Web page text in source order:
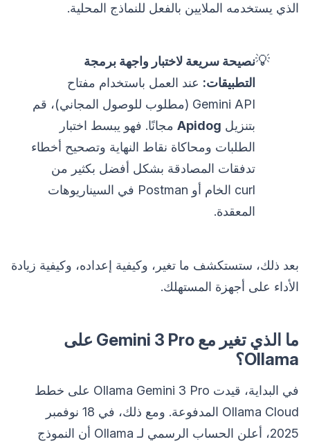
الذي يستخدمه الملايين بالفعل للنماذج المحلية.
💡نصيحة سريعة لاختبار واجهة برمجة
التطبيقات: عند العمل باستخدام مفتاح
Gemini API (مطلوب للوصول المجاني)، قم
بتنزيل Apidog مجانًا. فهو يبسط اختبار
الطلبات ومحاكاة نقاط النهاية وتصحيح أخطاء
تدفقات المصادقة بشكل أفضل بكثير من
curl الخام أو Postman في السيناريوهات
المعقدة.
بعد ذلك، ستستكشف ما تغير، وكيفية إعداده، وكيفية زيادة
الأداء على أجهزة المستهلك.
ما الذي تغير مع Gemini 3 Pro على
Ollama؟
في البداية، قيدت Ollama Gemini 3 Pro على خطط
Ollama Cloud المدفوعة. ومع ذلك، في 18 نوفمبر
2025، أعلن الحساب الرسمي لـ Ollama أن النموذج